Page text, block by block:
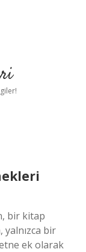
bir kitap
yalnızca bir
ek olarak